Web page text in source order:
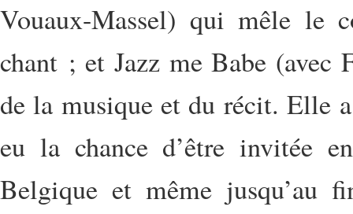
Vouaux-Massel) qui mêle le
chant ; et Jazz me Babe
de la musique et du récit. Elle
eu la chance d’être invitée
Belgique et même